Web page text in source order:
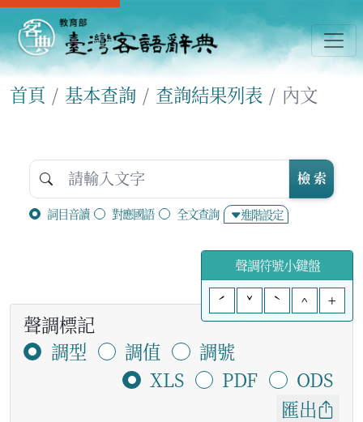
首頁 基本查詢 查詢結果列表 內文
詞目音讀 對應國語 全文查詢 進階設定
檢 索
聲調符號小鍵盤
ˊ
ˇ ˋ ^ +
聲調標記
調型
調值
調號
XLS
PDF
ODS
匯出